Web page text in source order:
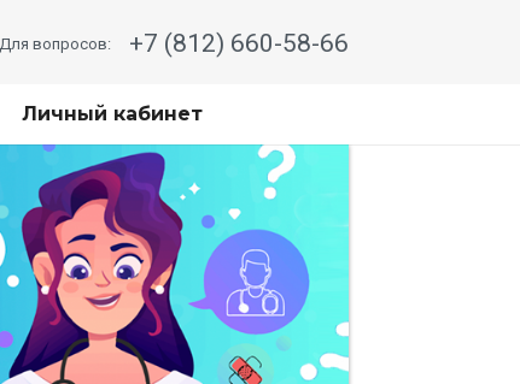
Для вопросов: +7 (812) 660-58-66
Личный кабинет